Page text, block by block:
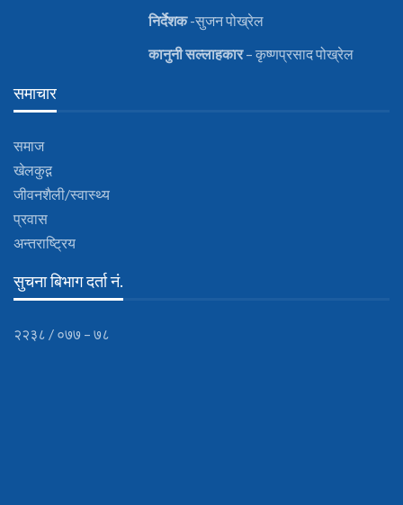
निर्देशक-सुजन पोख्रेल
कानुनीसल्लाहकार– कृष्णप्रसाद पोख्रेल
समाचार
समाज
खेलकुद़़
जीवनशैली/स्वास्थ्य
प्रवास
अन्तराष्ट्रिय
सुचना बिभाग दर्ता नं.
२२३८ / ०७७ – ७८